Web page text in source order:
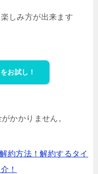
しみ方が出来ます
お試し！
かかりません。
約方法！解約するタイ
！